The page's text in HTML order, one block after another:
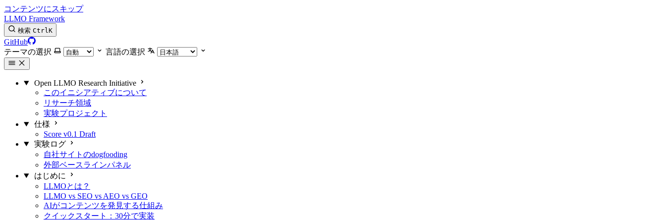
コンテンツにスキップ
LLMO Framework
検索 CtrlK
GitHub
テーマの選択
言語の選択
Open LLMO Research Initiative
このイニシアティブについて
リサーチ領域
実験プロジェクト
仕様
Score v0.1 Draft
実験ログ
自社サイトのdogfooding
外部ベースラインパネル
はじめに
LLMOとは？
LLMO vs SEO vs AEO vs GEO
AIがコンテンツを発見する仕組み
クイックスタート：30分で実装